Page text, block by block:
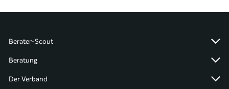
Berater-Scout
Beratung
Der Verband